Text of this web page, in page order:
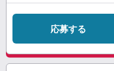
応募する